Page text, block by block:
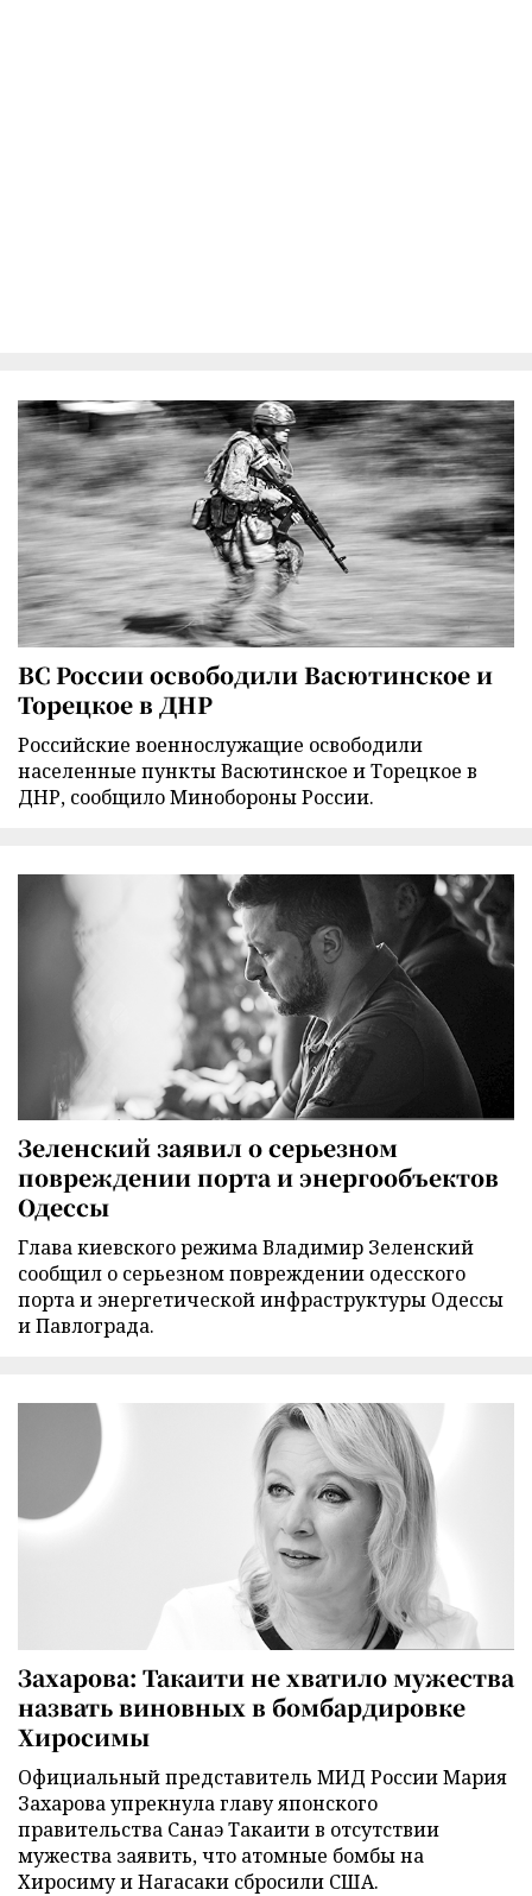
ВС России освободили Васютинское и
Торецкое в ДНР
Российские военнослужащие освободили
населенные пункты Васютинское и Торецкое в
ДНР, сообщило Минобороны России.
Зеленский заявил о серьезном
повреждении порта и энергообъектов
Одессы
Глава киевского режима Владимир Зеленский
сообщил о серьезном повреждении одесского
порта и энергетической инфраструктуры Одессы
и Павлограда.
Захарова: Такаити не хватило мужества
назвать виновных в бомбардировке
Хиросимы
Официальный представитель МИД России Мария
Захарова упрекнула главу японского
правительства Санаэ Такаити в отсутствии
мужества заявить, что атомные бомбы на
Хиросиму и Нагасаки сбросили США.